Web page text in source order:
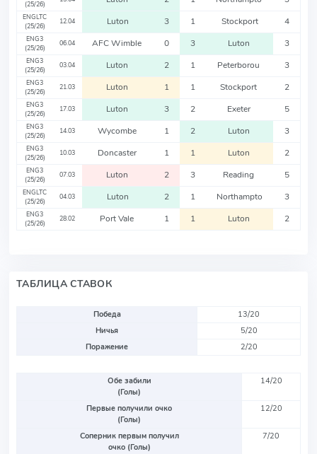
(25/26)
ENGLTC
(25/26)
12.04 Luton 3 1 Stockport 4
ENG3
(25/26)
06.04 AFC Wimble 0 3 Luton 3
ENG3
(25/26)
03.04 Luton 2 1 Peterborou 3
ENG3
(25/26)
21.03 Luton 1 1 Stockport 2
ENG3
(25/26)
17.03 Luton 3 2 Exeter 5
ENG3
(25/26)
14.03 Wycombe 1 2 Luton 3
ENG3
(25/26)
10.03 Doncaster 1 1 Luton 2
ENG3
(25/26)
07.03 Luton 2 3 Reading 5
ENGLTC
(25/26)
04.03 Luton 2 1 Northampto 3
ENG3
(25/26)
28.02 Port Vale 1 1 Luton 2
ТАБЛИЦА СТАВОК
Победа
13/20
Ничья
5/20
Поражение
2/20
Обе забили
(Голы)
14/20
Первые получили очко
(Голы)
12/20
Соперник первым получил
очко (Голы)
7/20